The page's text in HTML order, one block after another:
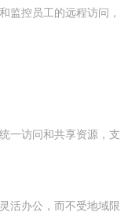
监控员工的远程访问，
一访问和共享资源，支
活办公，而不受地域限